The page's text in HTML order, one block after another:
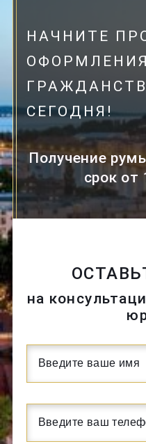
НАЧНИТЕ
ОФОРМЛЕНИЯ
СЕГОДНЯ!
Получение
срок от
на